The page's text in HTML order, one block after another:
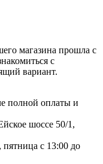
магазина прошла с
с
вариант.
полной оплаты и
шоссе 50/1,
пятница с 13:00 до